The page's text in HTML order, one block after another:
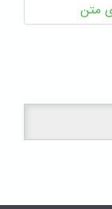
متن